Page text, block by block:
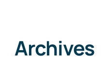
Archives